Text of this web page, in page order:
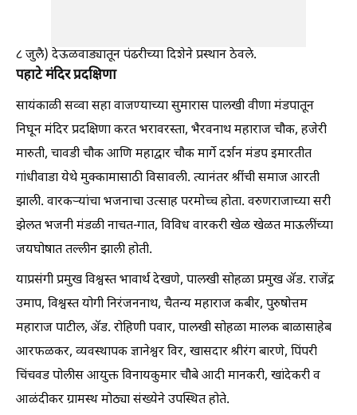
८ जुलै) देऊळवाड्यातून पंढरीच्या दिशेने प्रस्थान ठेवले.
पहाटे मंदिर प्रदक्षिणा
सायंकाळी सव्वा सहा वाजण्याच्या सुमारास पालखी वीणा मंडपातून
निघून मंदिर प्रदक्षिणा करत भरावरस्ता, भैरवनाथ महाराज चौक, हजेरी
मारुती, चावडी चौक आणि महाद्वार चौक मार्गे दर्शन मंडप इमारतीत
गांधीवाडा येथे मुक्कामासाठी विसावली. त्यानंतर श्रींची समाज आरती
झाली. वारकऱ्यांचा भजनाचा उत्साह परमोच्च होता. वरुणराजाच्या सरी
झेलत भजनी मंडळी नाचत-गात, विविध वारकरी खेळ खेळत माऊलींच्या
जयघोषात तल्लीन झाली होती.
याप्रसंगी प्रमुख विश्वस्त भावार्थ देखणे, पालखी सोहळा प्रमुख ॲड. राजेंद्र
उमाप, विश्वस्त योगी निरंजननाथ, चैतन्य महाराज कबीर, पुरुषोत्तम
महाराज पाटील, ॲड. रोहिणी पवार, पालखी सोहळा मालक बाळासाहेब
आरफळकर, व्यवस्थापक ज्ञानेश्वर विर, खासदार श्रीरंग बारणे, पिंपरी
चिंचवड पोलीस आयुक्त विनायकुमार चौबे आदी मानकरी, खांदेकरी व
आळंदीकर ग्रामस्थ मोठ्या संख्येने उपस्थित होते.